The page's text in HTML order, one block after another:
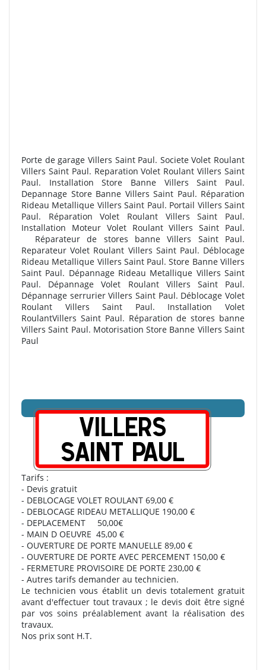
Porte de garage Villers Saint Paul. Societe Volet Roulant
Villers Saint Paul. Reparation Volet Roulant Villers Saint
Paul. Installation Store Banne Villers Saint Paul.
Depannage Store Banne Villers Saint Paul. Réparation
Rideau Metallique Villers Saint Paul. Portail Villers Saint
Paul. Réparation Volet Roulant Villers Saint Paul.
Installation Moteur Volet Roulant Villers Saint Paul.
Réparateur de stores banne Villers Saint Paul.
Reparateur Volet Roulant Villers Saint Paul. Déblocage
Rideau Metallique Villers Saint Paul. Store Banne Villers
Saint Paul. Dépannage Rideau Metallique Villers Saint
Paul. Dépannage Volet Roulant Villers Saint Paul.
Dépannage serrurier Villers Saint Paul. Déblocage Volet
Roulant Villers Saint Paul. Installation Volet
RoulantVillers Saint Paul. Réparation de stores banne
Villers Saint Paul. Motorisation Store Banne Villers Saint
Paul
Tarifs :
- Devis gratuit
- DEBLOCAGE VOLET ROULANT 69,00 €
- DEBLOCAGE RIDEAU METALLIQUE 190,00 €
- DEPLACEMENT 50,00€
- MAIN D OEUVRE 45,00 €
- OUVERTURE DE PORTE MANUELLE 89,00 €
- OUVERTURE DE PORTE AVEC PERCEMENT 150,00 €
- FERMETURE PROVISOIRE DE PORTE 230,00 €
- Autres tarifs demander au technicien.
Le technicien vous établit un devis totalement gratuit
avant d'effectuer tout travaux ; le devis doit être signé
par vos soins préalablement avant la réalisation des
travaux.
Nos prix sont H.T.